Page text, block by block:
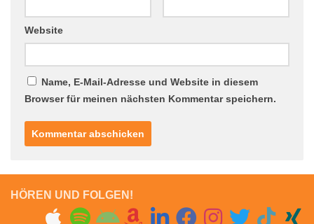
Website
Name, E-Mail-Adresse und Website in diesem
Browser für meinen nächsten Kommentar speichern.
HÖREN UND FOLGEN!